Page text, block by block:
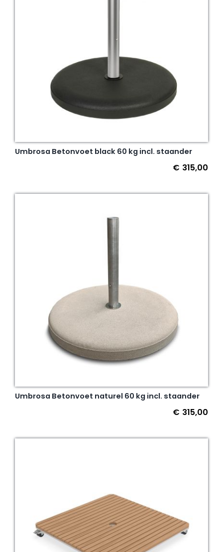
Umbrosa Betonvoet black 60 kg incl. staander
€ 315,00
Umbrosa Betonvoet naturel 60 kg incl. staander
€ 315,00